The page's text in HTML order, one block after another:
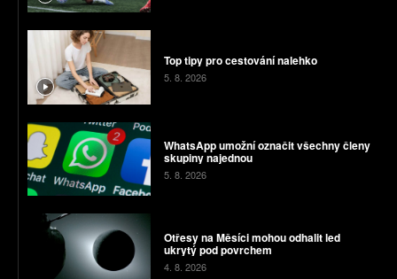
Top tipy pro cestování nalehko
5. 8. 2026
WhatsApp umožní označit všechny členy
skupiny najednou
5. 8. 2026
Otřesy na Měsíci mohou odhalit led
ukrytý pod povrchem
4. 8. 2026